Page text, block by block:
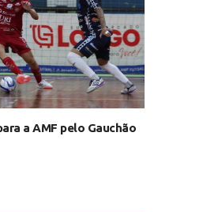
a AMF pelo Gauchão